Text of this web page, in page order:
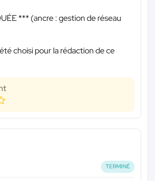
*** (ancre : gestion de réseau
choisi pour la rédaction de ce
TERMINÉ